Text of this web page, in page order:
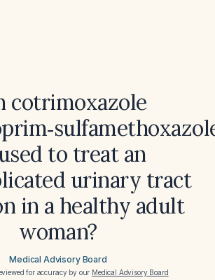
cotrimoxazole
to treat an
urinary tract
in a healthy adult
woman?
Medical Advisory Board
for accuracy by our Medical Advisory Board